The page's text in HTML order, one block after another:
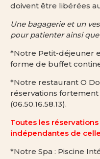
doivent être libérées
Une bagagerie et un
pour patienter ainsi que
*Notre Petit-déjeuner
forme de buffet
*Notre restaurant O
réservations
(06.50.16.58.13).
Toutes les
indépendantes de
*Notre Spa : Piscine